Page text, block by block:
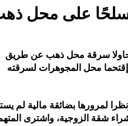
على محل
حاولا سرقة محل ذهب عن طريق
محل المجوهرات لسرقته
لمرورها بضائقة مالية لم
شقة الزوجية، واشترى